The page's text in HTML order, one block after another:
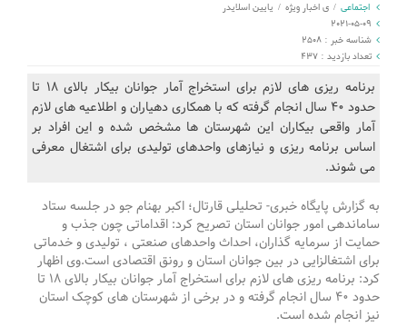
اجتماعی / ی اخبار ویژه / یایین اسلایدر
2021-05-09
شناسه خبر : 2508
تعداد بازدید : 437
برنامه ریزی های لازم برای استخراج آمار جوانان بیکار بالای ۱۸ تا
حدود ۴۰ سال انجام گرفته که با همکاری دهیاران و اطلاعیه های لازم
آمار واقعی بیکاران این شهرستان ها مشخص شده و این افراد بر
اساس برنامه ریزی و نیازهای واحدهای تولیدی برای اشتغال معرفی
می شوند.
به گزارش پایگاه خبری- تحلیلی قارتال؛ اکبر بهنام جو در جلسه ستاد
ساماندهی امور جوانان استان تصریح کرد: اقداماتی چون جذب و
حمایت از سرمایه گذاران، احداث واحدهای صنعتی ، تولیدی و خدماتی
برای اشتغالزایی در بین جوانان استان و رونق اقتصادی است.وی اظهار
کرد: برنامه ریزی های لازم برای استخراج آمار جوانان بیکار بالای ۱۸ تا
حدود ۴۰ سال انجام گرفته و در برخی از شهرستان های کوچک استان
نیز انجام شده است.